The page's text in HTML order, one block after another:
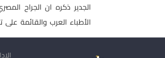
الجدير ذكره ان الجراح
الأطباء العرب والقائمة على